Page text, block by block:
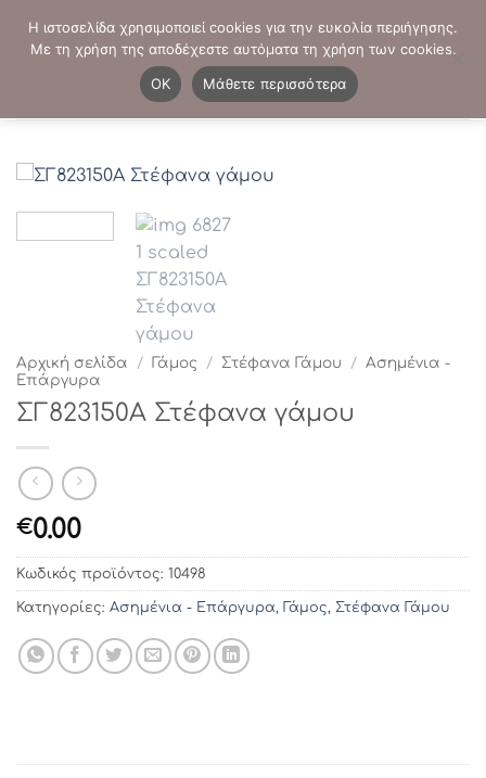
στο
ΤΗΛΕΦΩΝΙΚΕΣ ΠΑΡΑΓΓΕΛΙΕΣ: - 2103821941
Αρχική σελίδα / Γάμος / Στέφανα Γάμου / Ασημένια -
Επάργυρα
ΣΓ823150Α Στέφανα γάμου
€0.00
Κωδικός προϊόντος: 10498
Κατηγορίες: Ασημένια - Επάργυρα, Γάμος, Στέφανα Γάμου
Η ιστοσελίδα χρησιμοποιεί cookies για την ευκολία περιήγησης.
Με τη χρήση της αποδέχεστε αυτόματα τη χρήση των cookies.
OK
Μάθετε περισσότερα